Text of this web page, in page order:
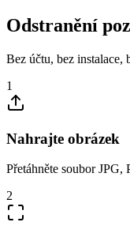
Odstranění
Bez účtu, bez instalace,
1
Nahrajte obrázek
Přetáhněte soubor
2